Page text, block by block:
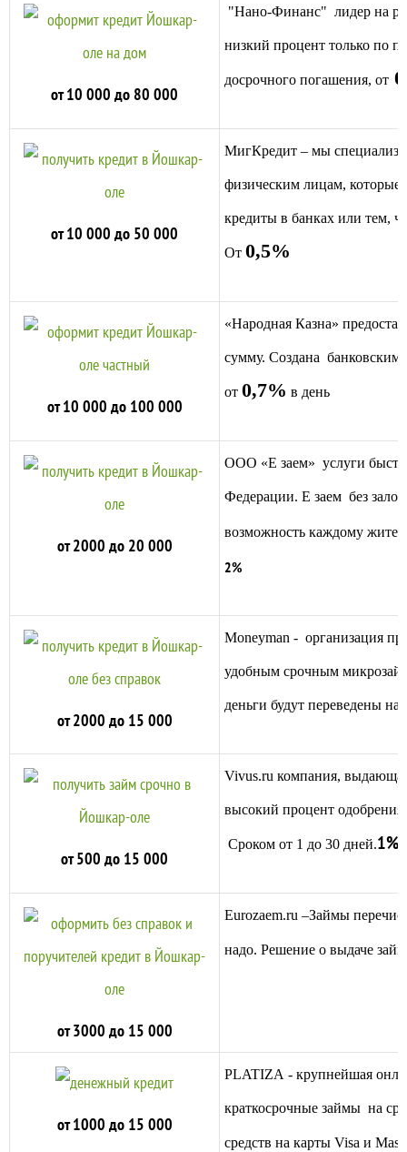
от 10 000 до 80 000
"Нано-Финанс" лидер на
низкий процент только по
досрочного погашения, от
от 10 000 до 50 000
МигКредит – мы сп
физическим лицам,
кредиты в банках или тем,
От 0,5%
от 10 000 до 100 000
«Народная Казна» предо
сумму. Создана
от 0,7% в день
от 2000 до 20 000
ООО «Е заем» услуги
Федерации. Е заем без
возможность каждому
2%
от 2000 до 15 000
Moneyman - организация
удобным срочным
деньги будут переведены
от 500 до 15 000
Vivus.ru компания,
высокий процент
Сроком от 1 до 30 дней.1%
от 3000 до 15 000
Eurozaem.ru –Займы
надо. Решение о выдаче
от 1000 до 15 000
PLATIZA - крупнейшая
краткосрочные займы на
средств на карты Visa и